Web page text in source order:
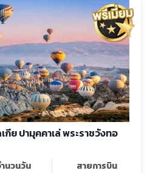
าเล่ พระราชวังทอ
นวนวัน
สายการบิน